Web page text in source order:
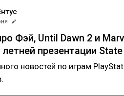
Фэй, Until Dawn 2 и
летней презентации
новостей по играм